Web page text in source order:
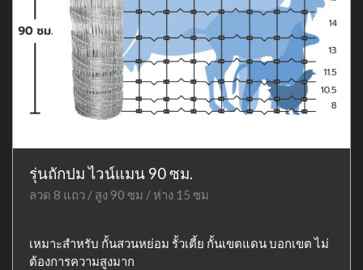
รุ่นถักปม ไวน์แมน 90 ซม.
ลวด 8 แถว / สูง 90 ซม / ห่าง 15 ซม
เหมาะสำหรับ กั้นสวนหย่อม รั้วเตี้ย กั้นเขตแดน บอกเขต ไม่
ต้องการความสูงมาก